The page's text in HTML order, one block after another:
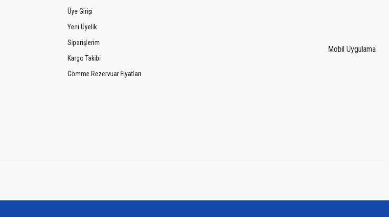
Üye Girişi
Yeni Üyelik
Siparişlerim
Kargo Takibi
Gömme Rezervuar Fiyatları
Mobil Uygulama